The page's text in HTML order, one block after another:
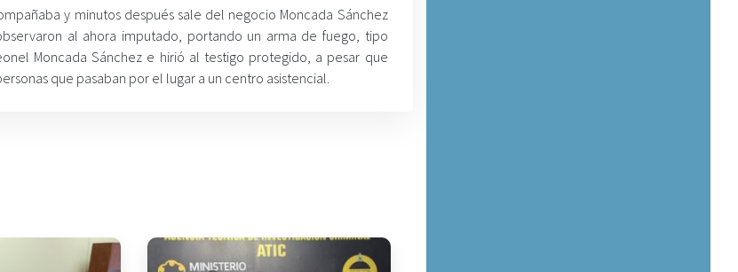
y minutos después sale del negocio Moncada Sánchez
al ahora imputado, portando un arma de fuego, tipo
Moncada Sánchez e hirió al testigo protegido, a pesar que
que pasaban por el lugar a un centro asistencial.